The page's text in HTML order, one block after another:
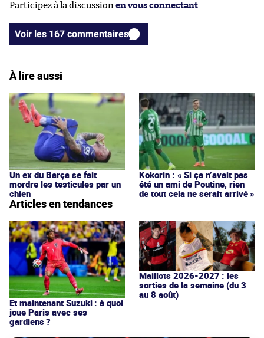
Participez à la discussion en vous connectant
Voir les 167 commentaires
À lire aussi
Un ex du Barça se fait
mordre les testicules par un
chien
Kokorin : « Si ça n’avait pas
été un ami de Poutine, rien
de tout cela ne serait arrivé »
Articles en tendances
Et maintenant Suzuki : à quoi
joue Paris avec ses
gardiens ?
Maillots 2026-2027 : les
sorties de la semaine (du 3
au 8 août)